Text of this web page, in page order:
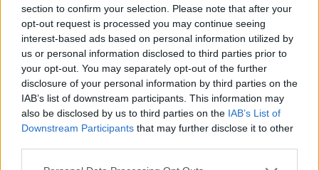
section to confirm your selection. Please note that after your
opt-out request is processed you may continue seeing
interest-based ads based on personal information utilized by
us or personal information disclosed to third parties prior to
your opt-out. You may separately opt-out of the further
disclosure of your personal information by third parties on the
IAB’s list of downstream participants. This information may
also be disclosed by us to third parties on the IAB’s List of
Downstream Participants that may further disclose it to other
ΑΥΤΟΔΙΟΙΚΗΣΗ
Στην Περιφέρεια το αίτημα
ενίσχυσης των εθελοντών του
Πλωμαρίου
Ο Θεόδωρος Βαλσαμίδης προτείνει
την αγορά πλήρως εξοπλισμένου
οχήματος 4x4 και την παραχώρησή
του στο κλιμάκιο